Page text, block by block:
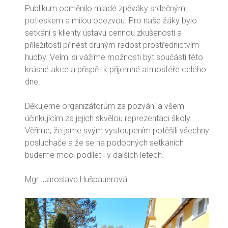
Publikum odměnilo mladé zpěváky srdečným
potleskem a milou odezvou. Pro naše žáky bylo
setkání s klienty ústavu cennou zkušeností a
příležitostí přinést druhým radost prostřednictvím
hudby. Velmi si vážíme možnosti být součástí této
krásné akce a přispět k příjemné atmosféře celého
dne.
Děkujeme organizátorům za pozvání a všem
účinkujícím za jejich skvělou reprezentaci školy.
Věříme, že jsme svým vystoupením potěšili všechny
posluchače a že se na podobných setkáních
budeme moci podílet i v dalších letech.
Mgr. Jaroslava Hušpauerová